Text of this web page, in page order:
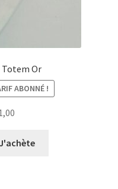
Totem Or
ABONNÉ !
prix :